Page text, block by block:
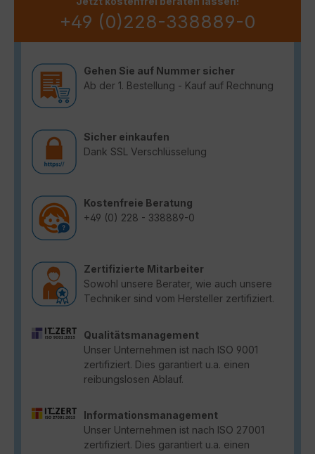
+49 (0)228-338889-0
Gehen Sie auf Nummer sicher
Ab der 1. Bestellung - Kauf auf Rechnung
Sicher einkaufen
Dank SSL Verschlüsselung
Kostenfreie Beratung
+49 (0) 228 - 338889-0
Zertifizierte Mitarbeiter
Sowohl unsere Berater, wie auch unsere
Techniker sind vom Hersteller zertifiziert.
Qualitätsmanagement
Unser Unternehmen ist nach ISO 9001
zertifiziert. Dies garantiert u.a. einen
reibungslosen Ablauf.
Informationsmanagement
Unser Unternehmen ist nach ISO 27001
zertifiziert. Dies garantiert u.a. einen